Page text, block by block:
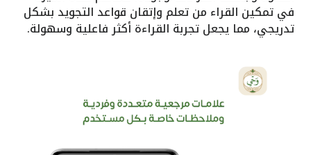
في تمكين القراء من تعلم وإتقان قواعد التجويد بشكل
تدريجي، مما يجعل تجربة القراءة أكثر فاعلية وسهولة.